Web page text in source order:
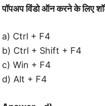
पॉपअप विंडो ऑन करने के लिए
a) Ctrl + F4
b) Ctrl + Shift + F4
c) Win + F4
d) Alt + F4